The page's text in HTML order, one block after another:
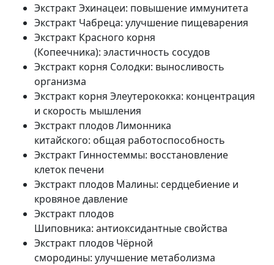
Экстракт Эхинацеи: повышение иммунитета
Экстракт Чабреца: улучшение пищеварения
Экстракт Красного корня
(Копеечника): эластичность сосудов
Экстракт корня Солодки: выносливость
организма
Экстракт корня Элеутерококка: концентрация
и скорость мышления
Экстракт плодов Лимонника
китайского: общая работоспособность
Экстракт Гинностеммы: восстановление
клеток печени
Экстракт плодов Малины: сердцебиение и
кровяное давление
Экстракт плодов
Шиповника: антиоксидантные свойства
Экстракт плодов Чёрной
смородины: улучшение метаболизма